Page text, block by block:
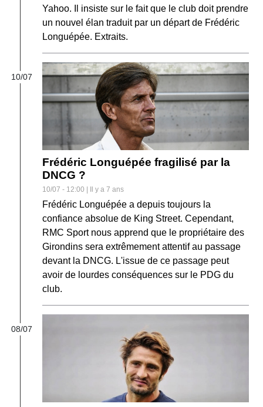
Yahoo. Il insiste sur le fait que le club doit prendre
un nouvel élan traduit par un départ de Frédéric
Longuépée. Extraits.
10/07
Frédéric Longuépée fragilisé par la
DNCG ?
10/07 - 12:00 | Il y a 7 ans
Frédéric Longuépée a depuis toujours la
confiance absolue de King Street. Cependant,
RMC Sport nous apprend que le propriétaire des
Girondins sera extrêmement attentif au passage
devant la DNCG. L'issue de ce passage peut
avoir de lourdes conséquences sur le PDG du
club.
08/07